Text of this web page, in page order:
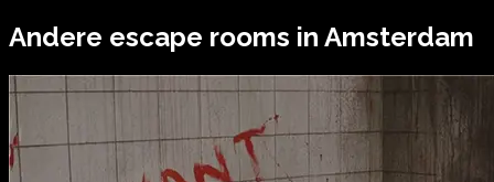
Andere escape rooms in Amsterdam